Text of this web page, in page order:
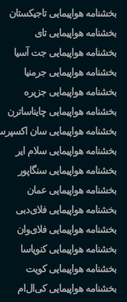
بخشنامه هواپیمایی تاجیکستان
بخشنامه هواپیمایی تای
بخشنامه هواپیمایی جت آسیا
بخشنامه هواپیمایی جرمنیا
بخشنامه هواپیمایی جزیره
بخشنامه هواپیمایی چایناساترن
بخشنامه هواپیمایی سان
بخشنامه هواپیمایی سلام ایر
بخشنامه هواپیمایی سنگاپور
بخشنامه هواپیمایی عمان
بخشنامه هواپیمایی فلایدبی
بخشنامه هواپیمایی فلایوان
بخشنامه هواپیمایی کنویاسا
بخشنامه هواپیمایی کویت
بخشنامه هواپیمایی کی ال ام